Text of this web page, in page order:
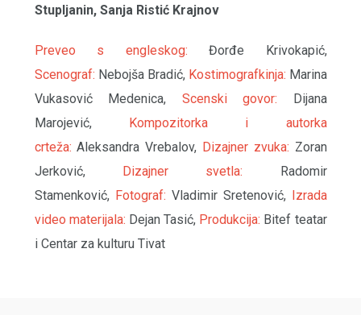
Stupljanin, Sanja Ristić Krajnov
Preveo s engleskog: Đorđe Krivokapić,
Scenograf: Nebojša Bradić, Kostimografkinja: Marina
Vukasović Medenica, Scenski govor: Dijana
Marojević,
Kompozitorka i autorka
crteža: Aleksandra Vrebalov, Dizajner zvuka: Zoran
Jerković,
Dizajner svetla:
Radomir
Stamenković, Fotograf: Vladimir Sretenović,Izrada
video materijala: Dejan Tasić, Produkcija: Bitef teatar
i Centar za kulturu Tivat